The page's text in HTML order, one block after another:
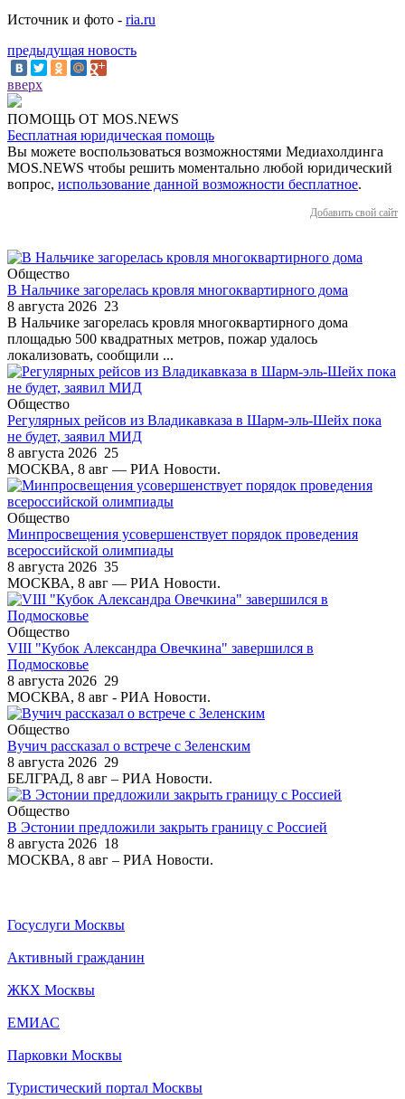
Источник и фото - ria.ru
предыдущая новость
вверх
ПОМОЩЬ ОТ MOS.NEWS
Бесплатная юридическая помощь
Вы можете воспользоваться возможностями Медиахолдинга
MOS.NEWS чтобы решить моментально любой юридический
вопрос, использование данной возможности бесплатное.
Добавить свой сайт
Общество
В Нальчике загорелась кровля многоквартирного дома
8 августа 2026 23
В Нальчике загорелась кровля многоквартирного дома
площадью 500 квадратных метров, пожар удалось
локализовать, сообщили ...
Общество
Регулярных рейсов из Владикавказа в Шарм-эль-Шейх пока
не будет, заявил МИД
8 августа 2026 25
МОСКВА, 8 авг — РИА Новости.
Общество
Минпросвещения усовершенствует порядок проведения
всероссийской олимпиады
8 августа 2026 35
МОСКВА, 8 авг — РИА Новости.
Общество
VIII "Кубок Александра Овечкина" завершился в
Подмосковье
8 августа 2026 29
МОСКВА, 8 авг - РИА Новости.
Общество
Вучич рассказал о встрече с Зеленским
8 августа 2026 29
БЕЛГРАД, 8 авг – РИА Новости.
Общество
В Эстонии предложили закрыть границу с Россией
8 августа 2026 18
МОСКВА, 8 авг – РИА Новости.
Госуслуги Москвы
Активный гражданин
ЖКХ Москвы
ЕМИАС
Парковки Москвы
Туристический портал Москвы